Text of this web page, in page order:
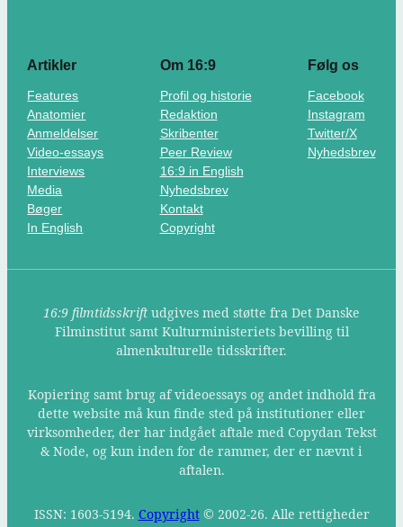
Artikler
Features
Anatomier
Anmeldelser
Video-essays
Interviews
Media
Bøger
In English
Om 16:9
Profil og historie
Redaktion
Skribenter
Peer Review
16:9 in English
Nyhedsbrev
Kontakt
Copyright
Følg os
Facebook
Instagram
Twitter/X
Nyhedsbrev
16:9 filmtidsskrift udgives med støtte fra Det Danske
Filminstitut samt Kulturministeriets bevilling til
almenkulturelle tidsskrifter.
Kopiering samt brug af videoessays og andet indhold fra
dette website må kun finde sted på institutioner eller
virksomheder, der har indgået aftale med Copydan Tekst
& Node, og kun inden for de rammer, der er nævnt i
aftalen.
ISSN: 1603-5194. Copyright© 2002-26. Alle rettigheder